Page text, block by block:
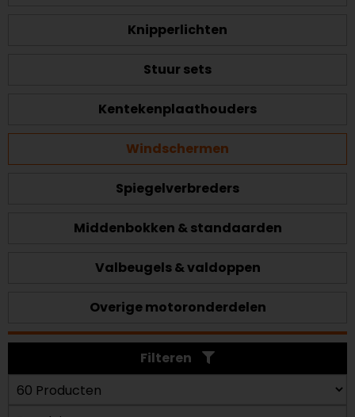
Knipperlichten
Stuur sets
Kentekenplaathouders
Windschermen
Spiegelverbreders
Middenbokken & standaarden
Valbeugels & valdoppen
Overige motoronderdelen
Filteren